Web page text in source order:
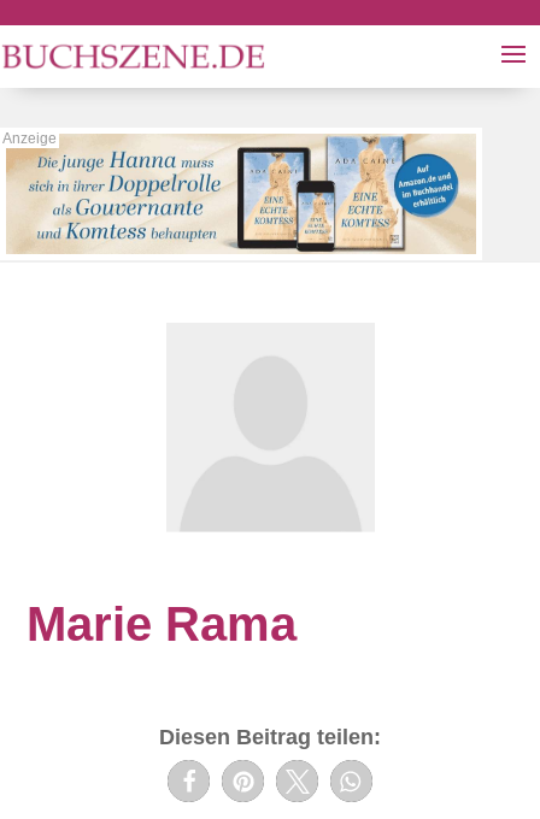
Marie Rama
Diesen Beitrag teilen: